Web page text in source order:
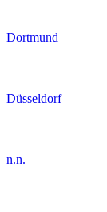
Dortmund
Düsseldorf
n.n.